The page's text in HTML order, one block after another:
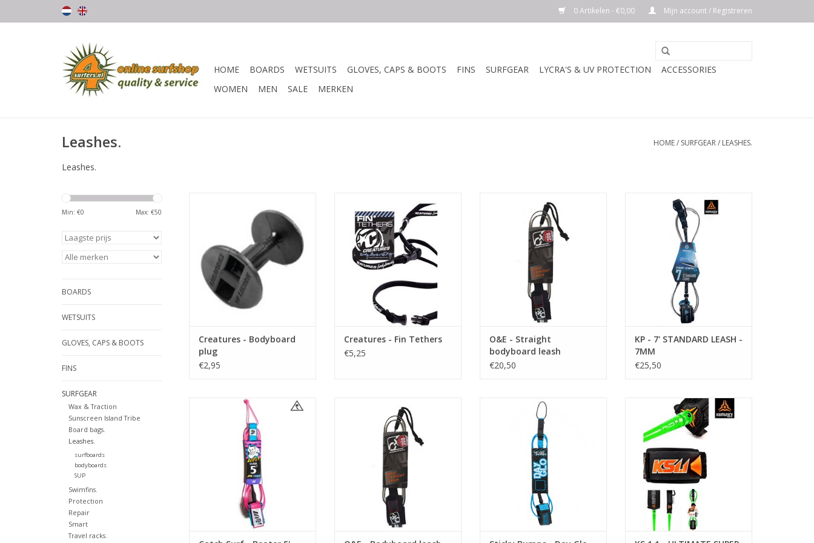
0 Artikelen - €0,00 Mijn account / Registreren
HOME BOARDS WETSUITS GLOVES, CAPS & BOOTS FINS SURFGEAR LYCRA'S & UV PROTECTION
ACCESSORIES
WOMEN
MEN SALE MERKEN
Leashes. HOME/ SURFGEAR/ LEASHES.
Leashes.
Min: €0 Max: €50
BOARDS
WETSUITS
GLOVES, CAPS & BOOTS
FINS
SURFGEAR
Wax & Traction
Sunscreen Island Tribe
Board bags.
Leashes.
surfboards
bodyboards
SUP
Swimfins.
Protection
Repair
Smart
Travel racks.
Bodyboard plug
TOEVOEGEN AAN WINKELWAGEN
Creatures - Bodyboard
plug
€2,95
• de beste Fin Tether voor de
ervaren bodyboarder
• geen weerstand, met en quick
release sluiting.
TOEVOEGEN AAN WINKELWAGEN
Creatures - Fin Tethers
€5,25
TOEVOEGEN AAN WINKELWAGEN
O&E - Straight
bodyboard leash
€20,50
BESCHRIJVING
• Padded neoprene cuff
• Premium solid urethene cord
• Detachable triple wrap rail
saver
• Custom moulded fittings
• Dual stainless steel swivelsclick
KP - 7' STANDARD LEASH -
7MM
€25,50
The one and only Beater leash!
5 ft / 152 cm lang met Pro-Comp
P/U koord.
• Flitsende kleuren
• Extra sterk
• Quick release band
• Dubbele roestvaststalen wartel
• Drie dubbel railsaver en
sleutelvak.
TOEVOEGEN AAN WINKELWAGEN
BESCHRIJVING
Regular Style is een stevige leash
geschikt voor serieuze surf.
Gemaakt van eerste kwaliteit
ultra- strong urethaan.
• 7mm cord
• Molded rivets
BESCHRIJVING
• Licensed one piece moulded
cord technology
• World's best premium graded
urethane
• Highest grade dual stainless
steel free spin swivels